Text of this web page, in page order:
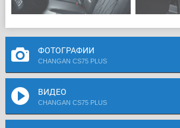
ФОТОГРАФИИ
CHANGAN CS75 PLUS
ВИДЕО
CHANGAN CS75 PLUS